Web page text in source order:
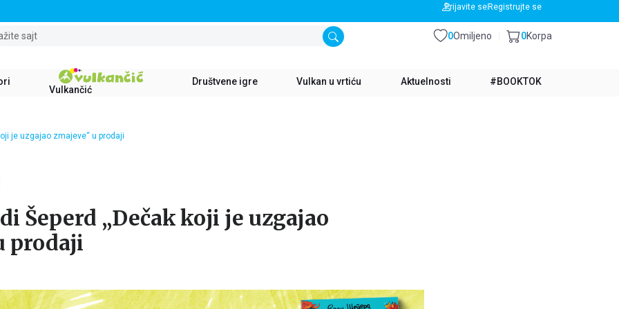
BESPLATNA DOSTAVA ZA IZNOS PREKO 3500 RSD
Prijavite se Registrujte se
sajt Omiljeno
0 Korpa
0
Vulkančić
Društvene igre Vulkan u vrtiću Aktuelnosti #BOOKTOK
je uzgajao zmajeve“ u prodaji
Šeperd „Dečak koji je uzgajao
prodaji